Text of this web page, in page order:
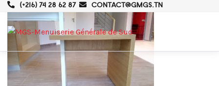
(+216) 74 28 62 87 CONTACT@GMGS.TN